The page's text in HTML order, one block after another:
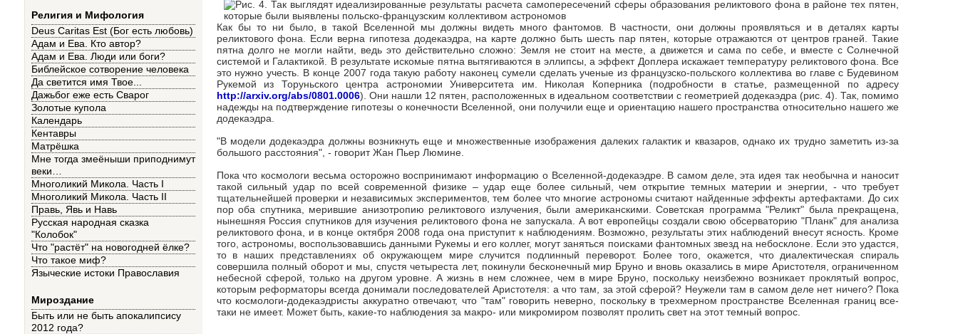
Религия и Мифология
Deus Caritas Est (Бог есть любовь)
Адам и Ева. Кто автор?
Адам и Ева. Люди или боги?
Библейское сотворение человека
Да светится имя Твое...
Дажьбог еже есть Сварог
Золотые купола
Календарь
Кентавры
Матрёшка
Мне тогда змеёныши приподнимут
веки…
Многоликий Микола. Часть I
Многоликий Микола. Часть II
Правь, Явь и Навь
Русская народная сказка
"Колобок"
Что "растёт" на новогодней ёлке?
Что такое миф?
Языческие истоки Православия
Мироздание
Быть или не быть апокалипсису
2012 года?
Как бы то ни было, в такой Вселенной мы должны видеть много фантомов. В частности, они должны проявляться и в деталях карты
реликтового фона. Если верна гипотеза додекаэдра, на карте должно быть шесть пар пятен, которые отражаются от центров граней. Такие
пятна долго не могли найти, ведь это действительно сложно: Земля не стоит на месте, а движется и сама по себе, и вместе с Солнечной
системой и Галактикой. В результате искомые пятна вытягиваются в эллипсы, а эффект Доплера искажает температуру реликтового фона. Все
это нужно учесть. В конце 2007 года такую работу наконец сумели сделать ученые из французско-польского коллектива во главе с Будевином
Рукемой из Торуньского центра астрономии Университета им. Николая Коперника (подробности в статье, размещенной по адресу
http://arxiv.org/abs/0801.0006). Они нашли 12 пятен, расположенных в идеальном соответствии с геометрией додекаэдра (рис. 4). Так, помимо
надежды на подтверждение гипотезы о конечности Вселенной, они получили еще и ориентацию нашего пространства относительно нашего же
додекаэдра.
"В модели додекаэдра должны возникнуть еще и множественные изображения далеких галактик и квазаров, однако их трудно заметить из-за
большого расстояния", - говорит Жан Пьер Люмине.
Пока что космологи весьма осторожно воспринимают информацию о Вселенной-додекаэдре. В самом деле, эта идея так необычна и наносит
такой сильный удар по всей современной физике – удар еще более сильный, чем открытие темных материи и энергии, - что требует
тщательнейшей проверки и независимых экспериментов, тем более что многие астрономы считают найденные эффекты артефактами. До сих
пор оба спутника, мерившие анизотропию реликтового излучения, были американскими. Советская программа "Реликт" была прекращена,
нынешняя Россия спутников для изучения реликтового фона не запускала. А вот европейцы создали свою обсерваторию "Планк" для анализа
реликтового фона, и в конце октября 2008 года она приступит к наблюдениям. Возможно, результаты этих наблюдений внесут ясность. Кроме
того, астрономы, воспользовавшись данными Рукемы и его коллег, могут заняться поисками фантомных звезд на небосклоне. Если это удастся,
то в наших представлениях об окружающем мире случится подлинный переворот. Более того, окажется, что диалектическая спираль
совершила полный оборот и мы, спустя четыреста лет, покинули бесконечный мир Бруно и вновь оказались в мире Аристотеля, ограниченном
небесной сферой, только на другом уровне. А жизнь в нем сложнее, чем в мире Бруно, поскольку неизбежно возникает проклятый вопрос,
которым реформаторы всегда донимали последователей Аристотеля: а что там, за этой сферой? Неужели там в самом деле нет ничего? Пока
что космологи-додекаэдристы аккуратно отвечают, что "там" говорить неверно, поскольку в трехмерном пространстве Вселенная границ все-
таки не имеет. Может быть, какие-то наблюдения за макро- или микромиром позволят пролить свет на этот темный вопрос.